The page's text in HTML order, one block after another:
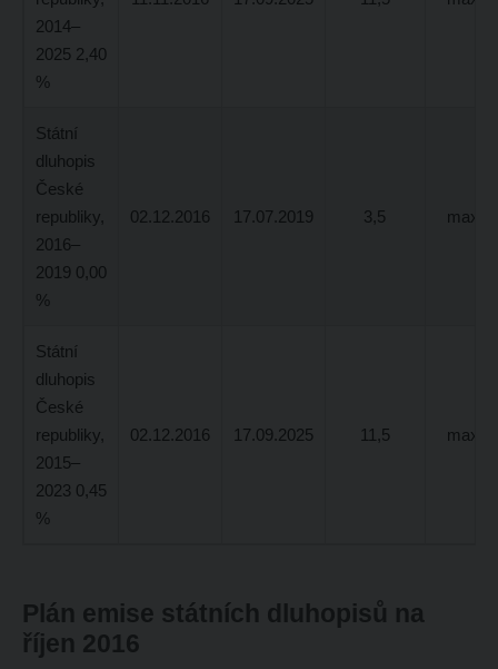
2014–
2025 2,40
%
Státní
dluhopis
České
republiky,
2016–
2019 0,00
%
02.12.2016 17.07.2019 3,5 max
Státní
dluhopis
České
republiky,
2015–
2023 0,45
%
02.12.2016 17.09.2025 11,5 max
Plán emise státních dluhopisů na
říjen 2016